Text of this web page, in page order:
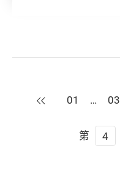
上一页
01 … 03
第